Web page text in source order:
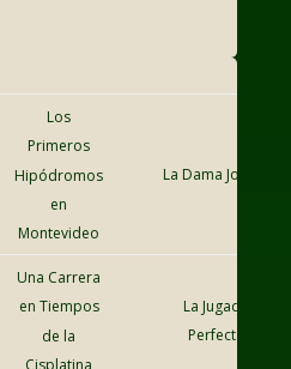
Los
Primeros
Hipódromos
en
Montevideo
La Dama Jockey
Una Carrera
en Tiempos
de la
Cisplatina
La Jugada
Perfecta